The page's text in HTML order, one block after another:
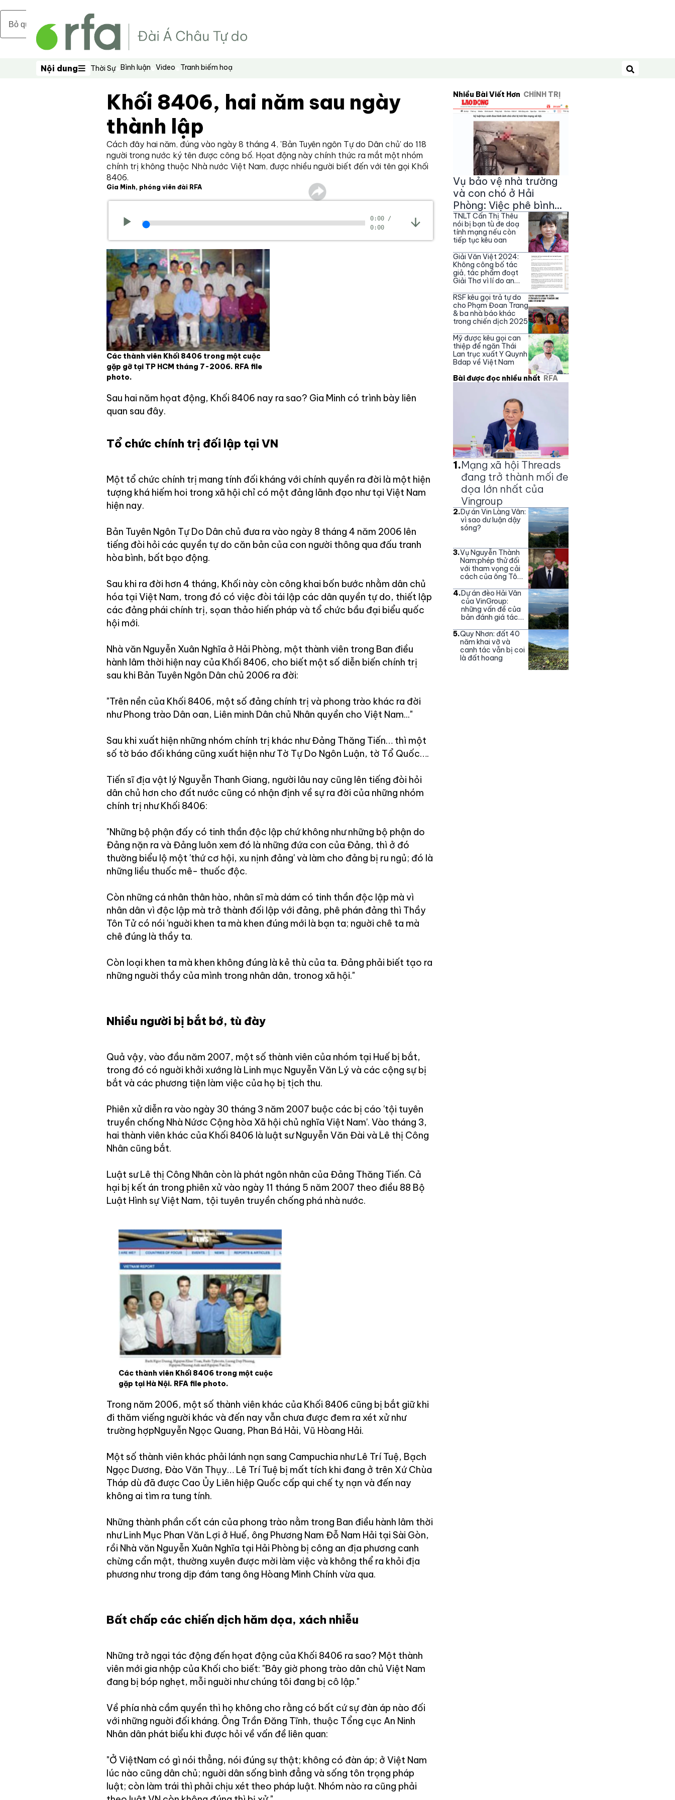
Bỏ qua nội dung chính
Nội dung
Nội dung Thời Sự Bình luận Video Tranh biếm hoạ
Tìm kiếm
Khối 8406, hai năm sau ngày
thành lập
Cách đây hai năm, đúng vào ngày 8 tháng 4, 'Bản Tuyên ngôn Tự do Dân chủ' do 118
người trong nước ký tên được công bố. Họat động này chính thức ra mắt một nhóm
chính trị không thuộc Nhà nước Việt Nam, được nhiều người biết đến với tên gọi Khối
8406.
Gia Minh, phóng viên đài RFA
0:00 /
0:00
Các thành viên Khối 8406 trong một cuộc
gặp gỡ tại TP HCM tháng 7-2006. RFA file
photo.
Sau hai năm họat động, Khối 8406 nay ra sao? Gia Minh có trình bày liên
quan sau đây.
Tổ chức chính trị đối lập tại VN
Một tổ chức chính trị mang tính đối kháng với chính quyền ra đời là một hiện
tượng khá hiếm hoi trong xã hội chỉ có một đảng lãnh đạo như tại Việt Nam
hiện nay.
Bản Tuyên Ngôn Tự Do Dân chủ đưa ra vào ngày 8 tháng 4 năm 2006 lên
tiếng đòi hỏi các quyền tự do căn bản của con người thông qua đấu tranh
hòa bình, bất bạo động.
Sau khi ra đời hơn 4 tháng, Khối này còn công khai bốn bước nhằm dân chủ
hóa tại Việt Nam, trong đó có việc đòi tái lập các dân quyền tự do, thiết lập
các đảng phái chính trị, sọan thảo hiến pháp và tổ chức bầu đại biểu quốc
hội mới.
Nhà văn Nguyễn Xuân Nghĩa ở Hải Phòng, một thành viên trong Ban điều
hành lâm thời hiện nay của Khối 8406, cho biết một số diễn biến chính trị
sau khi Bản Tuyên Ngôn Dân chủ 2006 ra đời:
"Trên nền của Khối 8406, một số đảng chính trị và phong trào khác ra đời
như Phong trào Dân oan, Liên minh Dân chủ Nhân quyền cho Việt Nam..."
Sau khi xuất hiện những nhóm chính trị khác như Đảng Thăng Tiến… thì một
số tờ báo đối kháng cũng xuất hiện như Tờ Tự Do Ngôn Luận, tờ Tổ Quốc….
Tiến sĩ địa vật lý Nguyễn Thanh Giang, người lâu nay cũng lên tiếng đòi hỏi
dân chủ hơn cho đất nước cũng có nhận định về sự ra đời của những nhóm
chính trị như Khối 8406:
"Những bộ phận đấy có tinh thần độc lập chứ không như những bộ phận do
Đảng nặn ra và Đảng luôn xem đó là những đứa con của Đảng, thì ở đó
thường biểu lộ một 'thứ cơ hội, xu nịnh đảng' và làm cho đảng bị ru ngủ; đó là
những liều thuốc mê- thuốc độc.
Còn những cá nhân thân hào, nhân sĩ mà dám có tinh thần độc lập mà vì
nhân dân vì độc lập mà trở thành đối lập với đảng, phê phán đảng thì Thầy
Tôn Tử có nói 'nguời khen ta mà khen đúng mới là bạn ta; nguời chê ta mà
chê đúng là thầy ta.
Còn loại khen ta mà khen không đúng là kẻ thù của ta. Đảng phải biết tạo ra
những nguời thầy của mình trong nhân dân, tronog xã hội."
Nhiều người bị bắt bớ, tù đày
Quả vậy, vào đầu năm 2007, một số thành viên của nhóm tại Huế bị bắt,
trong đó có nguời khởi xướng là Linh mục Nguyễn Văn Lý và các cộng sự bị
bắt và các phương tiện làm việc của họ bị tịch thu.
Phiên xử diễn ra vào ngày 30 tháng 3 năm 2007 buộc các bị cáo 'tội tuyên
truyền chống Nhà Nứơc Cộng hòa Xã hội chủ nghĩa Việt Nam'. Vào tháng 3,
hai thành viên khác của Khối 8406 là luật sư Nguyễn Văn Đài và Lê thị Công
Nhân cũng bắt.
Luật sư Lê thị Công Nhân còn là phát ngôn nhân của Đảng Thăng Tiến. Cả
hại bị kết án trong phiên xử vào ngày 11 tháng 5 năm 2007 theo điều 88 Bộ
Luật Hình sự Việt Nam, tội tuyên truyền chống phá nhà nước.
Các thành viên Khối 8406 trong một cuộc
gặp tại Hà Nội. RFA file photo.
Trong năm 2006, một số thành viên khác của Khối 8406 cũng bị bắt giữ khi
đi thăm viếng người khác và đến nay vẫn chưa được đem ra xét xử như
trường hợpNguyễn Ngọc Quang, Phan Bá Hải, Vũ Hòang Hải.
Một số thành viên khác phải lánh nạn sang Campuchia như Lê Trí Tuệ, Bạch
Ngọc Dương, Đào Văn Thụy… Lê Trí Tuệ bị mất tích khi đang ở trên Xứ Chùa
Tháp dù đã được Cao Ủy Liên hiệp Quốc cấp qui chế tỵ nạn và đến nay
không ai tìm ra tung tính.
Những thành phần cốt cán của phong trào nằm trong Ban điều hành lâm thời
như Linh Mục Phan Văn Lợi ở Huế, ông Phương Nam Đỗ Nam Hải tại Sài Gòn,
rồi Nhà văn Nguyễn Xuân Nghĩa tại Hải Phòng bị công an địa phương canh
chừng cẩn mật, thường xuyên được mời làm việc và không thể ra khỏi địa
phương như trong dịp đám tang ông Hòang Minh Chính vừa qua.
Bất chấp các chiến dịch hăm dọa, xách nhiễu
Những trở ngại tác động đến họat động của Khối 8406 ra sao? Một thành
viên mới gia nhập của Khối cho biết: "Bây giờ phong trào dân chủ Việt Nam
đang bị bóp nghẹt, mỗi nguời như chúng tôi đang bị cô lập."
Về phía nhà cầm quyền thì họ không cho rằng có bất cứ sự đàn áp nào đối
với những nguời đối kháng. Ông Trần Đăng Tĩnh, thuộc Tổng cục An Ninh
Nhân dân phát biểu khi được hỏi về vấn đề liên quan:
"Ở ViệtNam có gì nói thẳng, nói đúng sự thật; không có đàn áp; ở Việt Nam
lúc nào cũng dân chủ; nguời dân sống bình đẳng và sống tôn trọng pháp
luật; còn làm trái thì phải chịu xét theo pháp luật. Nhóm nào ra cũng phải
Nhiều Bài Viết Hơn CHÍNH TRỊ
Vụ bảo vệ nhà trường
và con chó ở Hải
Phòng: Việc phê bình
và kỷ luật học sinh là
sai
TNLT Cấn Thị Thêu
nói bị bạn tù đe doạ
tính mạng nếu còn
tiếp tục kêu oan
Giải Văn Việt 2024:
Không công bố tác
giả, tác phẩm đoạt
Giải Thơ vì lí do an
RSF kêu gọi trả tự do
cho Phạm Đoan Trang
& ba nhà báo khác
trong chiến dịch 2025
Mỹ được kêu gọi can
thiệp để ngăn Thái
Lan trục xuất Y Quynh
Bdap về Việt Nam
Bài được đọc nhiều nhất RFA
1.Mạng xã hội Threads
đang trở thành mối đe
dọa lớn nhất của
Vingroup
2.Dự án Vin Làng Vân:
vì sao dư luận dậy
sóng?
3.Vụ Nguyễn Thành
Nam:phép thử đối
với tham vọng cải
cách của ông Tô
4.Dự án đèo Hải Vân
của VinGroup:
những vấn đề của
bản đánh giá tác
5.Quy Nhơn: đất 40
năm khai vỡ và
canh tác vẫn bị coi
là đất hoang